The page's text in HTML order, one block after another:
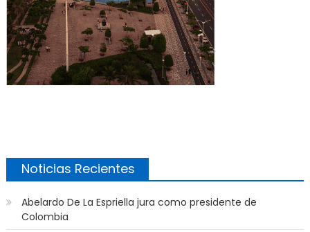
Noticias Recientes
Abelardo De La Espriella jura como presidente de
Colombia